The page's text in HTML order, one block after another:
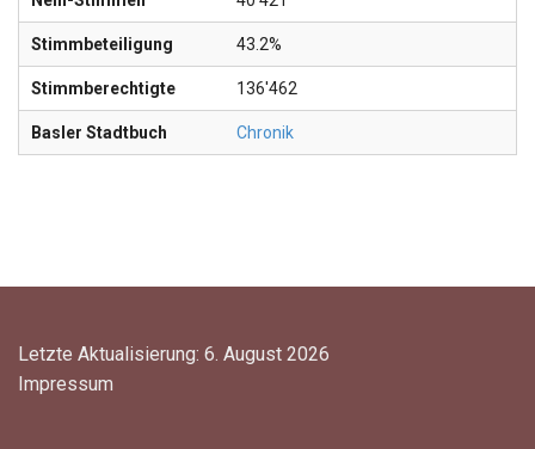
Stimmbeteiligung 43.2%
Stimmberechtigte 136'462
Basler Stadtbuch Chronik
Letzte Aktualisierung: 6. August 2026
Impressum